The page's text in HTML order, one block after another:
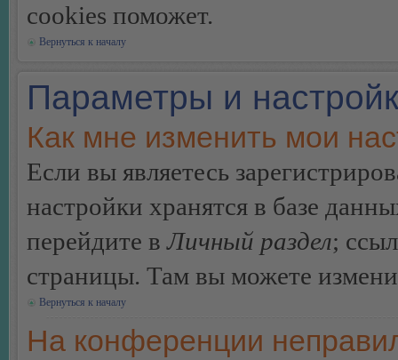
cookies поможет.
Вернуться к началу
Параметры и
Как мне изменить мои
Если вы являетесь
настройки хранятся в базе
перейдите вЛичный раздел;
страницы. Там вы можете
Вернуться к началу
На конференции